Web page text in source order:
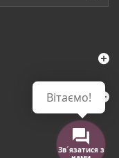
Зв´язатися з
Вітаємо!